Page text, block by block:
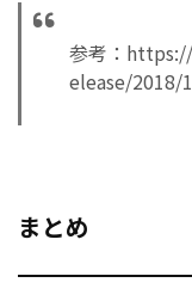
参考：
elease/2018/
まとめ